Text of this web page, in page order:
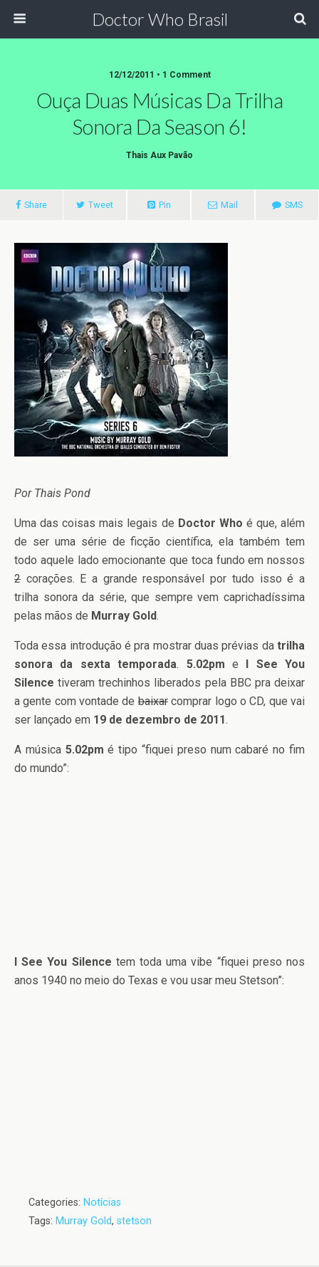
Doctor Who Brasil
12/12/2011 • 1 Comment
Ouça Duas Músicas Da Trilha
Sonora Da Season 6!
Thais Aux Pavão
Share Tweet Pin Mail SMS
Por Thais Pond
Uma das coisas mais legais de Doctor Who é que, além
de ser uma série de ficção científica, ela também tem
todo aquele lado emocionante que toca fundo em nossos
2 corações. E a grande responsável por tudo isso é a
trilha sonora da série, que sempre vem caprichadíssima
pelas mãos de Murray Gold.
Toda essa introdução é pra mostrar duas prévias da trilha
sonora da sexta temporada. 5.02pm e
I See You
Silencetiveram trechinhos liberados pela BBC pra deixar
a gente com vontade debaixarcomprar logo o CD, que vai
ser lançado em 19 de dezembro de 2011.
A música 5.02pm é tipo “fiquei preso num cabaré no fim
do mundo”:
I See You Silence tem toda uma vibe “fiquei preso nos
anos 1940 no meio do Texas e vou usar meu Stetson”:
Categories: Notícias
Tags: Murray Gold, stetson